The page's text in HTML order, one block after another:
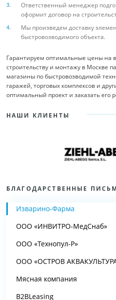
Ответственный менеджер
оформит договор на
Мы произведем доставку
быстровозводимого объекта.
Гарантируем оптимальные цены на
строительству и монтажу в Москве
магазины по быстровозводимой
гаражей, торговых комплексов и
оптимальный проект и заказать его
НАШИ КЛИЕНТЫ
БЛАГОДАРСТВЕННЫЕ
Изварино-Фарма
ООО «ИНВИТРО-МедСнаб»
ООО «Технопул-Р»
ООО «ОСТРОВ
Мясная компания
B2BLeasing